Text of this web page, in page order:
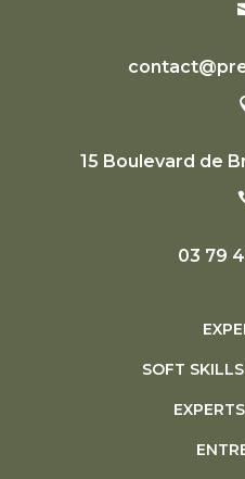
15 Boulevard de
03 79
SOFT